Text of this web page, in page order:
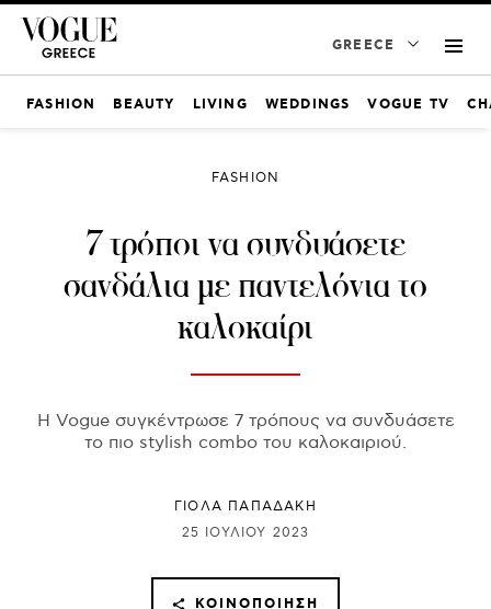
GREECE
FASHION BEAUTY LIVING WEDDINGS VOGUE TV
FASHION
7 τρόποι να συνδυάσετε
σανδάλια με παντελόνια το
καλοκαίρι
Η Vogue συγκέντρωσε 7 τρόπους να συνδυάσετε
το πιο stylish combo του καλοκαιριού.
ΓΙΌΛΑ ΠΑΠΑΔΆΚΗ
25 ΙΟΥΛΊΟΥ 2023
ΚΟΙΝΟΠΟΊΗΣΗ